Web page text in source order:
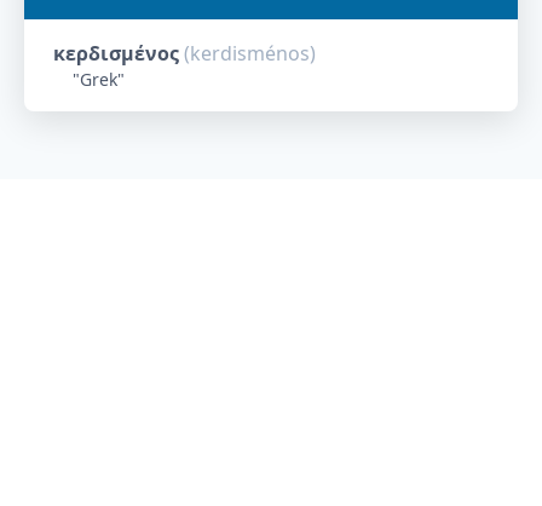
κερδισμένος(kerdisménos)
"Grek"